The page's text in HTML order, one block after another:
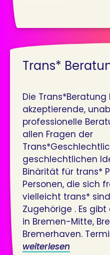
Trans*
Die
akzeptierende,
professionelle
allen Fragen der
geschlechtlichen
Binärität für trans*
Personen, die sich
vielleicht trans*
Zugehörige . Es
in Bremen-Mitte,
Bremerhaven.
weiterlesen